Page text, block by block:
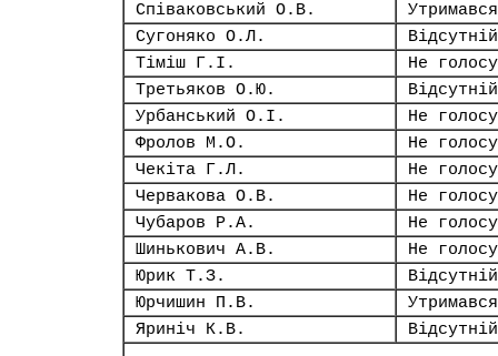
Співаковський О.В.
Утримався
Сугоняко О.Л.
Відсутній
Тіміш Г.І.
Не
Третьяков О.Ю.
Відсутній
Урбанський О.І.
Не
Фролов М.О.
Не
Чекіта Г.Л.
Не
Червакова О.В.
Не
Чубаров Р.А.
Не
Шинькович А.В.
Не
Юрик Т.З.
Відсутній
Юрчишин П.В.
Утримався
Яриніч К.В.
Відсутній